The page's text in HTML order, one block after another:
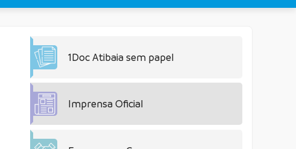
1Doc Atibaia sem papel
Imprensa Oficial